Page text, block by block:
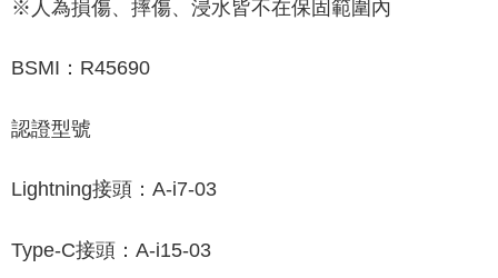
※人為損傷、摔傷、浸水皆不在保固範圍內
BSMI：R45690
認證型號
Lightning接頭：A-i7-03
Type-C接頭：A-i15-03